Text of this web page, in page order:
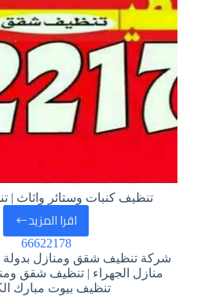
تنظيف كنبات وستائر واثاث |
اقرا المزيد
66622178
شركة تنظيف شقق ومنازل بدولة
منازل الجهراء | تنظيف شقق
تنظيف بيوت مبارك